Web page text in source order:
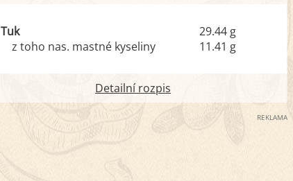
Tuk
z toho nas. mastné kyseliny
29.44 g
11.41 g
Detailní rozpis
REKLAMA